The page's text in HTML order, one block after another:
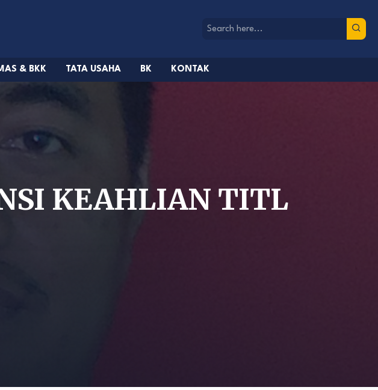
& BKK TATA USAHA BK KONTAK
KEAHLIAN TITL